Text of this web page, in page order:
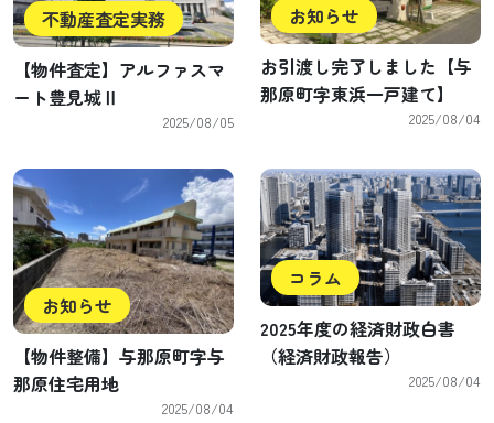
不動産査定実務
【物件査定】アルファスマ
ート豊見城Ⅱ
2025/08/05
お知らせ
お引渡し完了しました【与
那原町字東浜一戸建て】
2025/08/04
お知らせ
【物件整備】与那原町字与
那原住宅用地
2025/08/04
コラム
2025年度の経済財政白書
（経済財政報告）
2025/08/04